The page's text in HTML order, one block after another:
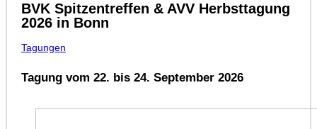
BVK Spitzentreffen & AVV Herbsttagung
2026 in Bonn
Tagungen
Tagung vom 22. bis 24. September 2026